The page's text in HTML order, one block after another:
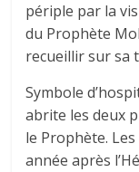
périple par la
du Prophète
recueillir sur sa
Symbole
abrite les deux
le Prophète.
année après